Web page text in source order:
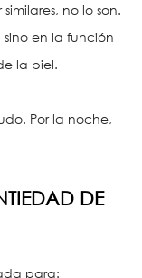
no lo son.
en la función
la piel.
Por la noche,
DE
para: